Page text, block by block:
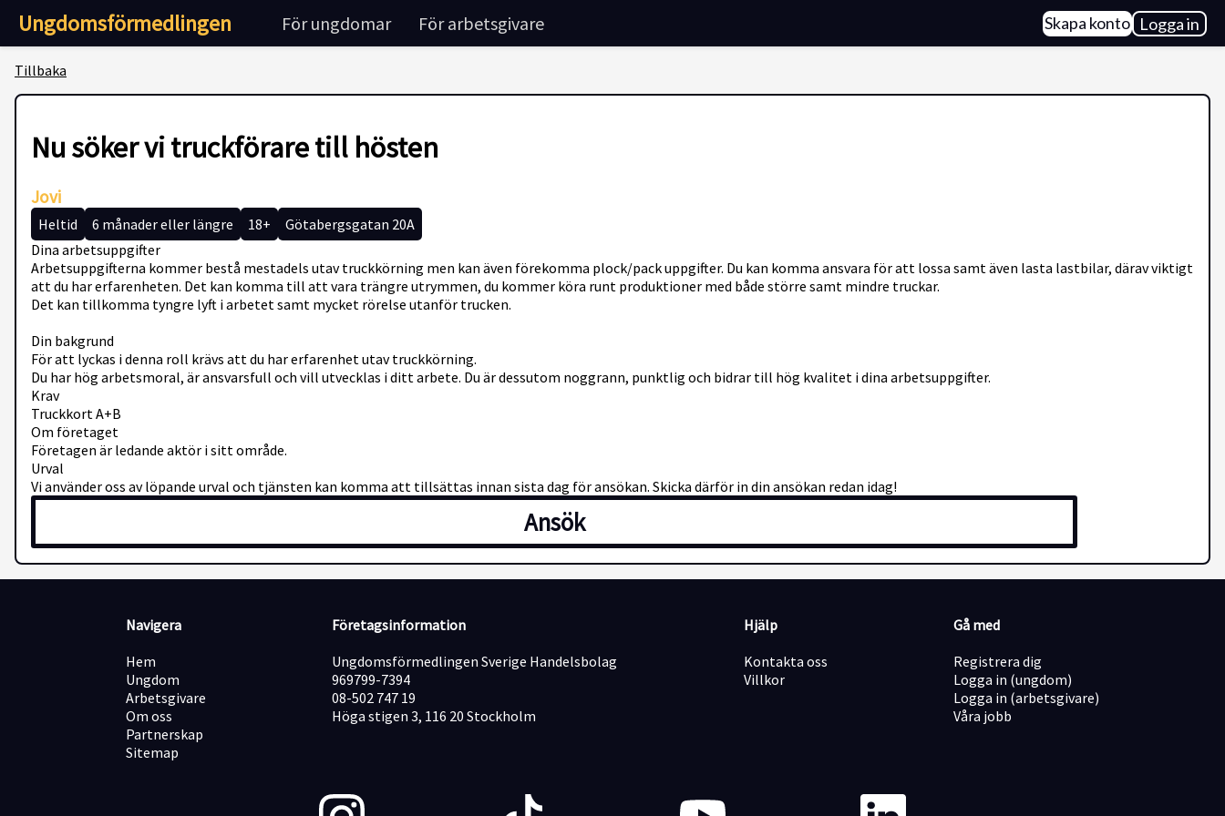
Ungdomsförmedlingen För ungdomar För arbetsgivare Skapa konto Logga in
Tillbaka
Nu söker vi truckförare till hösten
Jovi
Heltid 6 månader eller längre 18+
Götabergsgatan 20A
Dina arbetsuppgifter
Arbetsuppgifterna kommer bestå mestadels utav truckkörning men kan även förekomma plock/pack uppgifter. Du kan komma ansvara för att lossa samt även lasta lastbilar, därav viktigt
att du har erfarenheten. Det kan komma till att vara trängre utrymmen, du kommer köra runt produktioner med både större samt mindre truckar.
Det kan tillkomma tyngre lyft i arbetet samt mycket rörelse utanför trucken.
Din bakgrund
För att lyckas i denna roll krävs att du har erfarenhet utav truckkörning.
Du har hög arbetsmoral, är ansvarsfull och vill utvecklas i ditt arbete. Du är dessutom noggrann, punktlig och bidrar till hög kvalitet i dina arbetsuppgifter.
Krav
Truckkort A+B
Om företaget
Företagen är ledande aktör i sitt område.
Urval
Vi använder oss av löpande urval och tjänsten kan komma att tillsättas innan sista dag för ansökan. Skicka därför in din ansökan redan idag!
Ansök
Navigera
Hem
Ungdom
Arbetsgivare
Om oss
Partnerskap
Sitemap
Företagsinformation
Ungdomsförmedlingen Sverige Handelsbolag
969799-7394
08-502 747 19
Höga stigen 3, 116 20 Stockholm
Hjälp
Kontakta oss
Villkor
Gå med
Registrera dig
Logga in (ungdom)
Logga in (arbetsgivare)
Våra jobb